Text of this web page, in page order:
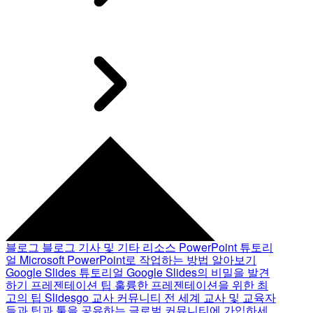
블로그 블로그 기사 및 기타 리소스 PowerPoint 튜토리
얼 Microsoft PowerPoint로 작업하는 방법 알아보기
Google Slides 튜토리얼 Google Slides의 비밀을 발견
하기 프레젠테이션 팁 훌륭한 프레젠테이션을 위한 최
고의 팁 Slidesgo 교사 커뮤니티 전 세계 교사 및 교육자